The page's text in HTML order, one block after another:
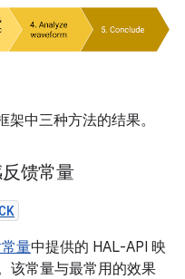
中三种方法的结果。
馈常量
量中提供的 HAL-API 映
该常量与最常用的效果